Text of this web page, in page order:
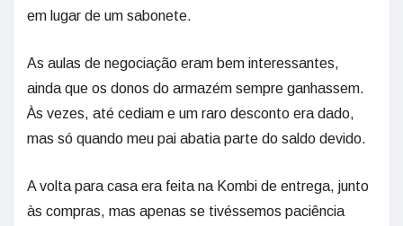
em lugar de um sabonete.
As aulas de negociação eram bem interessantes,
ainda que os donos do armazém sempre ganhassem.
Às vezes, até cediam e um raro desconto era dado,
mas só quando meu pai abatia parte do saldo devido.
A volta para casa era feita na Kombi de entrega, junto
às compras, mas apenas se tivéssemos paciência